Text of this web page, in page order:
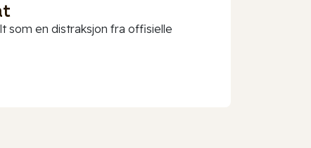
som en distraksjon fra offisielle